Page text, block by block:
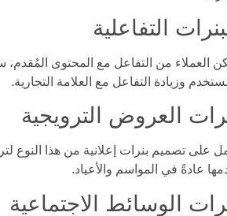
التفاعلية
العملاء من التفاعل مع المحتوى المُقدم،
وزيادة التفاعل مع العلامة التجارية.
العروض الترويجية
على تصميم بنرات إعلانية من هذا النوع
عادةً في المواسم والأعياد.
الوسائط الاجتماعية